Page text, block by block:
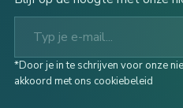
Typ je e-mail...
*Door je in te schrijven voor onze
akkoord met ons cookiebeleid